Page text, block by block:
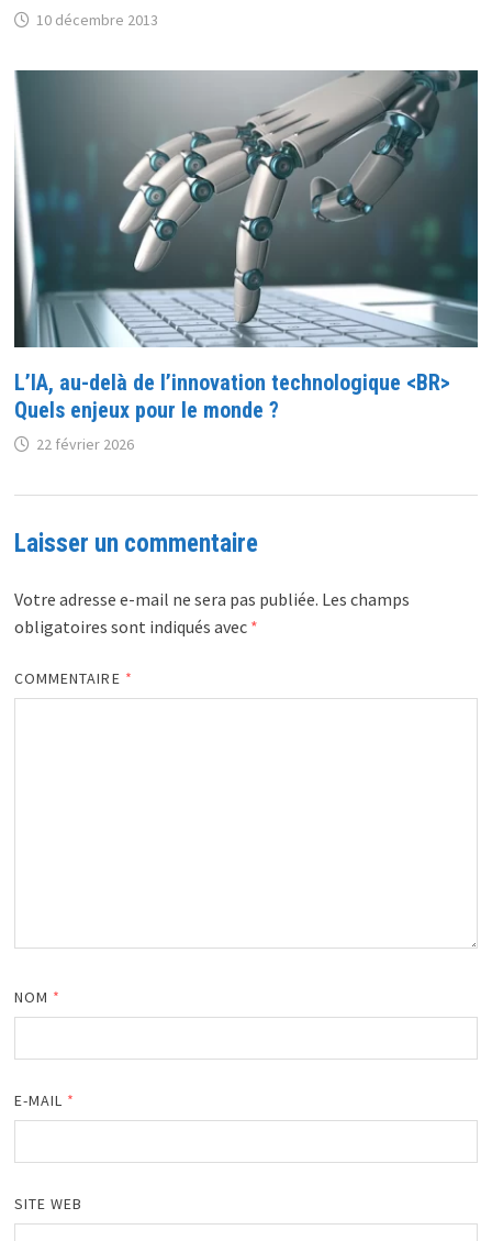
10 décembre 2013
L’IA, au-delà de l’innovation technologique <BR>
Quels enjeux pour le monde ?
22 février 2026
Laisser un commentaire
Votre adresse e-mail ne sera pas publiée. Les champs
obligatoires sont indiqués avec *
COMMENTAIRE *
NOM *
E-MAIL *
SITE WEB